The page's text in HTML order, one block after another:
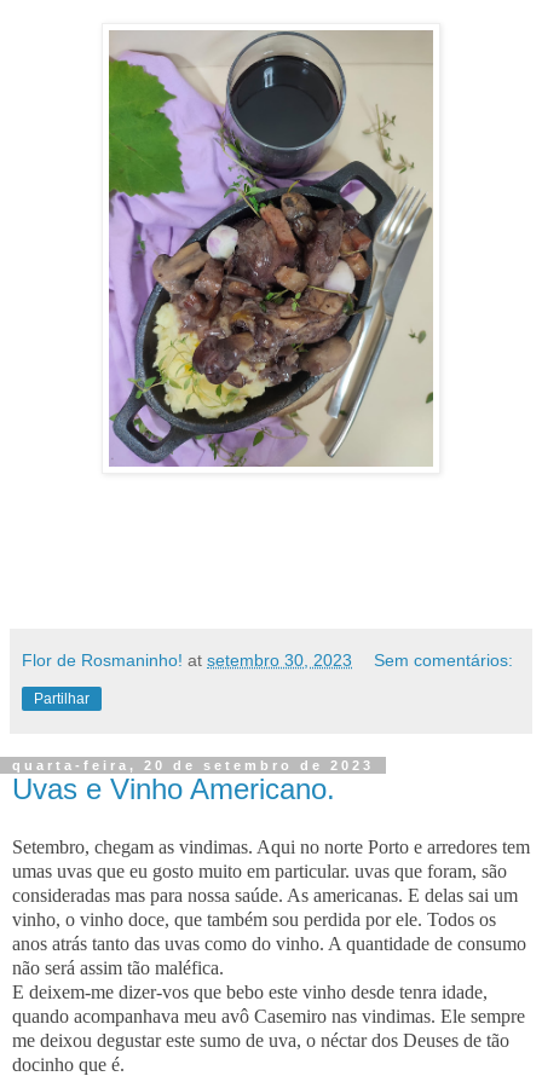
Flor de Rosmaninho! at setembro 30, 2023 Sem comentários:
Partilhar
quarta-feira, 20 de setembro de 2023
Uvas e Vinho Americano.
Setembro, chegam as vindimas. Aqui no norte Porto e arredores tem
umas uvas que eu gosto muito em particular. uvas que foram, são
consideradas mas para nossa saúde. As americanas. E delas sai um
vinho, o vinho doce, que também sou perdida por ele. Todos os
anos atrás tanto das uvas como do vinho. A quantidade de consumo
não será assim tão maléfica.
E deixem-me dizer-vos que bebo este vinho desde tenra idade,
quando acompanhava meu avô Casemiro nas vindimas. Ele sempre
me deixou degustar este sumo de uva, o néctar dos Deuses de tão
docinho que é.